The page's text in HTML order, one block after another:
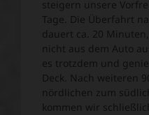
steigern unsere
Tage. Die Überfahrt
dauert ca. 20
nicht aus dem Auto
es trotzdem und
Deck. Nach weiteren
nördlichen zum
kommen wir